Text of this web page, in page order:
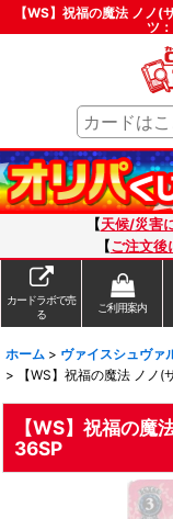
【WS】祝福の魔法 ノノ
ツ
【天候/災害
【ご注文後
カードラボで売
る
ご利用案内
ホーム > ヴァイスシュヴァ
>
【WS】祝福の魔法 ノノ
【WS】祝福の
36SP